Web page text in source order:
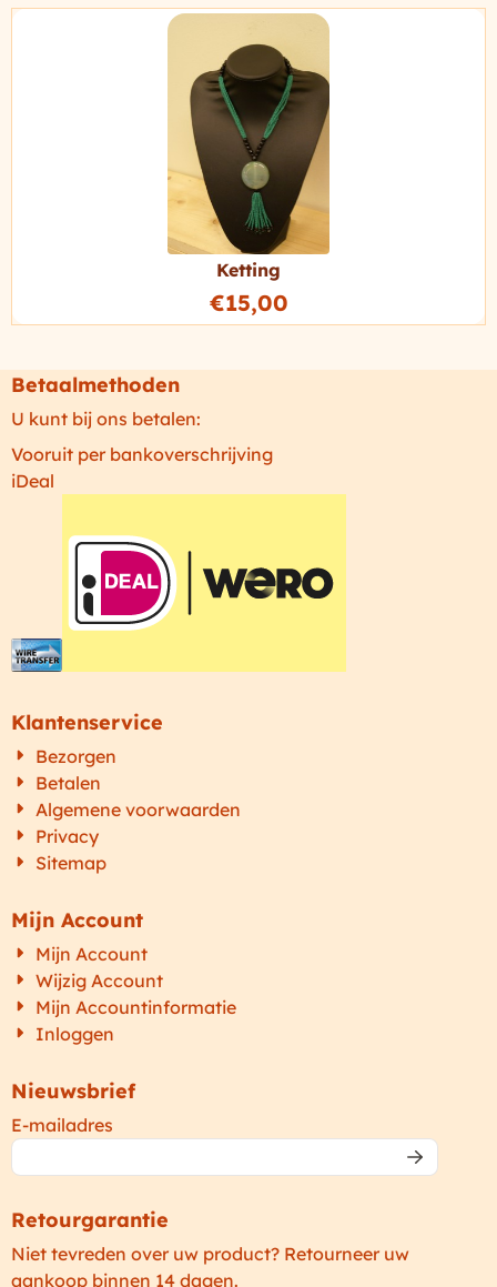
Ketting
€15,00
Betaalmethoden
U kunt bij ons betalen:
Vooruit per bankoverschrijving
iDeal
Klantenservice
Bezorgen
Betalen
Algemene voorwaarden
Privacy
Sitemap
Mijn Account
Mijn Account
Wijzig Account
Mijn Accountinformatie
Inloggen
Nieuwsbrief
E-mailadres
Retourgarantie
Niet tevreden over uw product? Retourneer uw
aankoop binnen 14 dagen.